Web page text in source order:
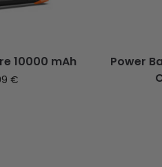
10000 mAh
€
Power